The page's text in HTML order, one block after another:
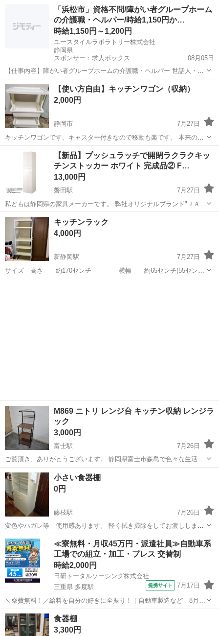
あります。 気になる方はご遠慮いただければと思います。 引き取り場
所は相談可能です。...
安倍川駅 収納家具
「浜松市」資格不問/障がい者グループホーム
の介護職・ヘルパー/時給1,150円か…
時給1,150円～1,200円
ユースタイルラボラトリー株式会社
静岡県
スポンサー：求人ボックス
08月05日
【仕事内容】障がい者グループホームの介護職・ヘルパー 世話人・生
活支援員としての業務を行っていただきます(日勤:08:30～17:30)。 <
主な業務内容> お食事の準備 食事・入浴・就寝の支援 日常生活の相談
業務 健康管理、記録...
アルバイト・パート
【使い方自由】キッチンワゴン（収納）
2,000円
静岡市
7月27日
キッチンワゴンです。キャスター付きなので移動も楽です。 本来の使
い方は、キッチンの収納として色々と使えます。しかし、使い方はあ
なた次第で、机脇の筆記具の収納だったり、物置に工具等まとめても
良いですね。 サイズ：45㌢×3...
収納家具
【新品】プッシュラッチで開閉ラクラクキッ
チンストッカー ホワイト 完成品② F…
13,000円
磐田駅
7月27日
私どもは静岡県の家具メーカーです。 弊社オリジナルブランド"ＪＡＪ
ＡＮ"にて様々な家具を販売しております。 「キッチンストッカー」の
型落ち品を13,000円（税込み）にて販売いたします。 ＜ノークレーム
ノーリターン...
静岡 磐田市 収納家具
キッチンラック
4,000円
新静岡駅
7月27日
サイズ 高さ 約170センチ 横幅 約65センチ(55センチ)
M869 ニトリ レンジ台 キッチン収納 レンジラ
ック
3,000円
富士駅
7月26日
ご覧頂き、ありがとうございます。 静岡県富士市森島で色々な生活家
具を販売しております。 まとめてご購入して頂ければ、お値引きさせ
ていただきます！ 商品説明 横幅 49センチ 奥行き 43センチ 高さ 131
センチ ...
静岡 富士市 富士駅 収納家具
小さい食器棚
0円
藤枝駅
7月26日
変色やハガレ等 使用感あります。 軽く拭き掃除をしてお渡ししま
す。
静岡 藤枝市 藤枝駅 収納家具
≪寮無料・月収45万円・派遣社員≫自動車系
工場での組立・加工・プレス 交替制
時給2,000円
日研トータルソーシング株式会社
三重県 多度駅
提携サイト 7月17日
＼寮費無料！／給料を自分の好きに全振り！｜自動車製造など｜8月入
社特典最大20万円！｜入社から半年後には時給2,050円！さらに長く働
くほど時給UP☆ トヨタ車の製造（組立・加工など） トヨタ車体各工
場でのミニバン・SUV...
三重 いなべ市 多度駅
食器棚
3,300円